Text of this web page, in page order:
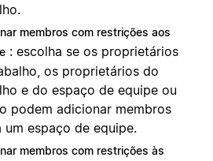
membros com restrições aos
: escolha se os proprietários
os proprietários do
e do espaço de equipe ou
podem adicionar membros
espaço de equipe.
membros com restrições às